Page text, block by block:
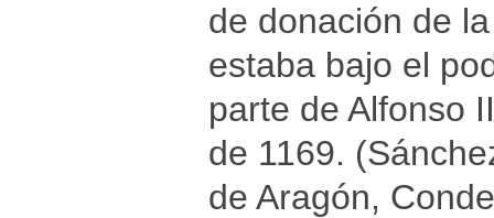
de donación de
estaba bajo el
parte de Alfonso
de 1169.
de Aragón,